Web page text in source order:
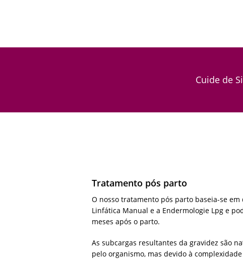
Cuide de
Tratamento pós parto
O nosso tratamento pós parto baseia-se em
Linfática Manual e a Endermologie Lpg e
meses após o parto.
As subcargas resultantes da gravidez são
pelo organismo, mas devido à